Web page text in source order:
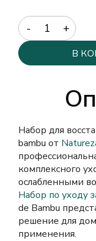
Quantity
В
Набор для
bambu от
комплексного
ослабленными
Набор по уходу
de Bambu
решение для
применения.